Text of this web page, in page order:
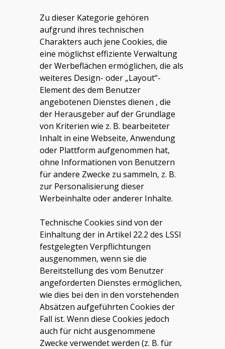
Zu dieser Kategorie gehören
aufgrund ihres technischen
Charakters auch jene Cookies, die
eine möglichst effiziente Verwaltung
der Werbeflächen ermöglichen, die als
weiteres Design- oder „Layout“-
Element des dem Benutzer
angebotenen Dienstes dienen , die
der Herausgeber auf der Grundlage
von Kriterien wie z. B. bearbeiteter
Inhalt in eine Webseite, Anwendung
oder Plattform aufgenommen hat,
ohne Informationen von Benutzern
für andere Zwecke zu sammeln, z. B.
zur Personalisierung dieser
Werbeinhalte oder anderer Inhalte.
Technische Cookies sind von der
Einhaltung der in Artikel 22.2 des LSSI
festgelegten Verpflichtungen
ausgenommen, wenn sie die
Bereitstellung des vom Benutzer
angeforderten Dienstes ermöglichen,
wie dies bei den in den vorstehenden
Absätzen aufgeführten Cookies der
Fall ist. Wenn diese Cookies jedoch
auch für nicht ausgenommene
Zwecke verwendet werden (z. B. für